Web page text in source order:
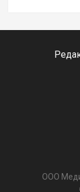
ООО